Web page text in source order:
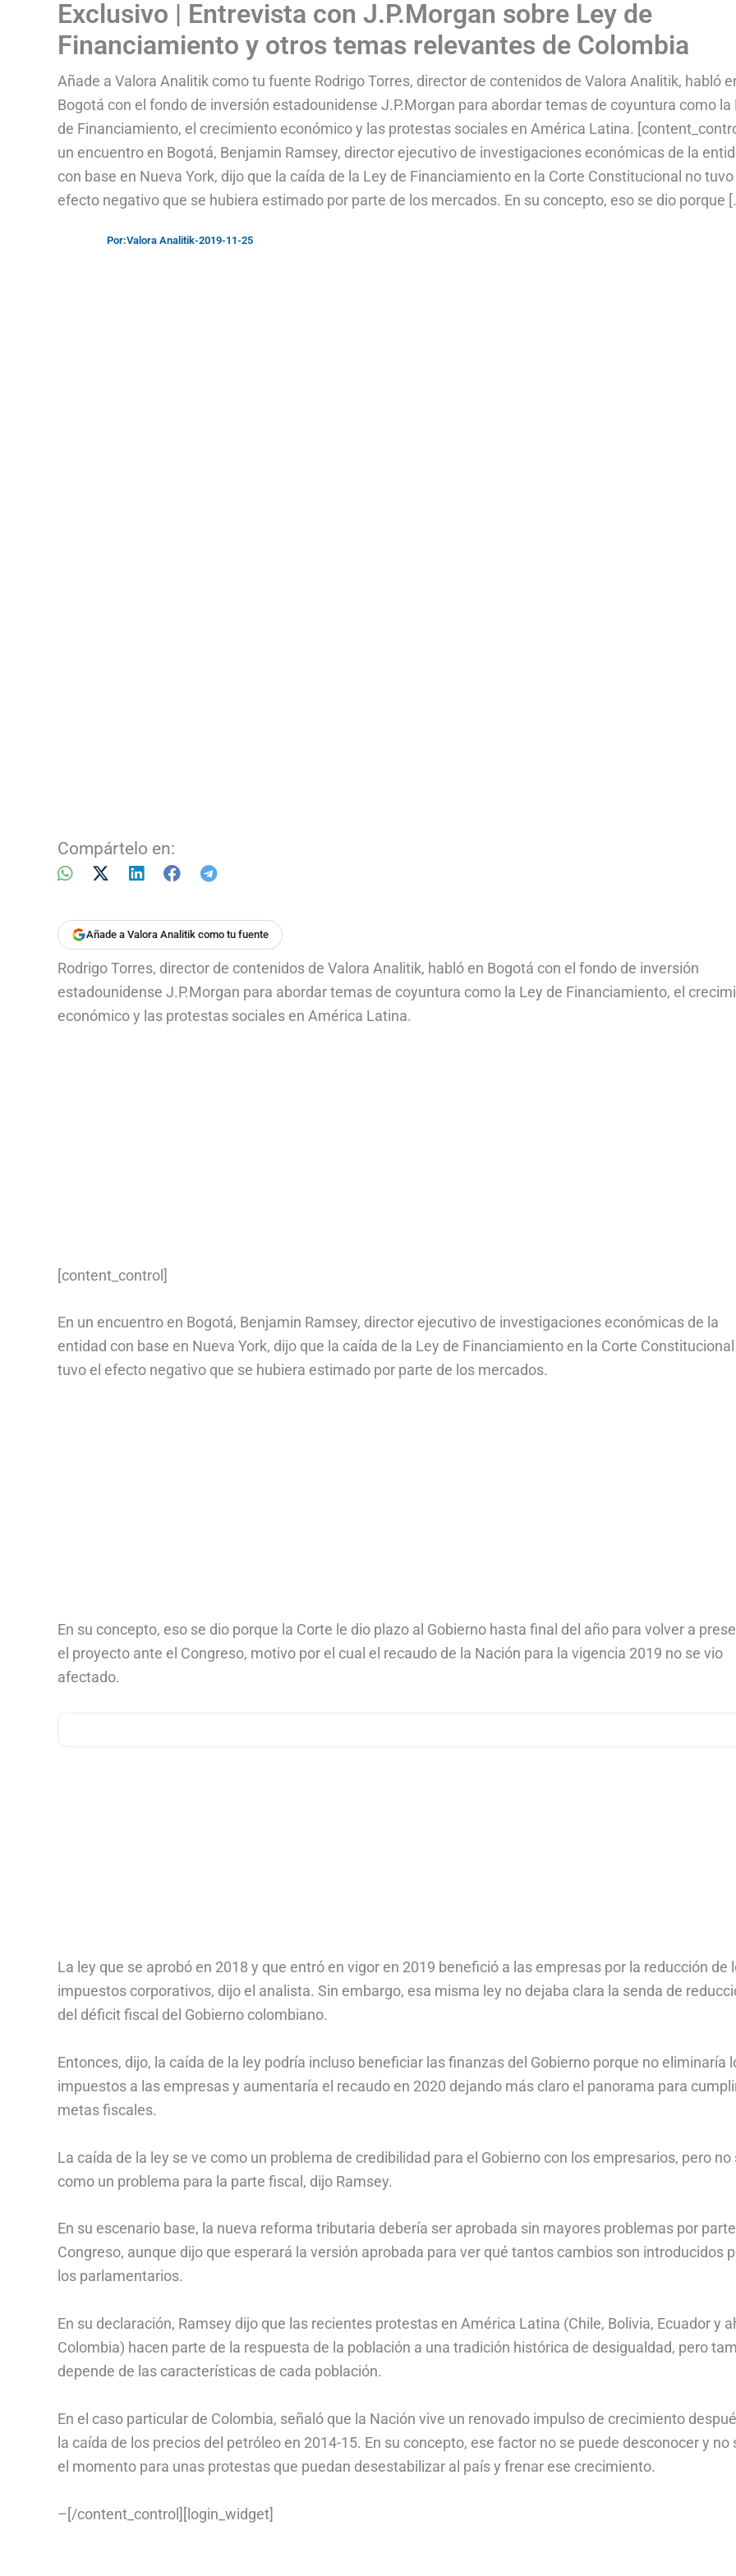
Exclusivo | Entrevista con J.P.Morgan sobre Ley de
Financiamiento y otros temas relevantes de Colombia
Añade a Valora Analitik como tu fuente Rodrigo Torres, director de contenidos de Valora Analitik, habló
Bogotá con el fondo de inversión estadounidense J.P.Morgan para abordar temas de coyuntura como la
de Financiamiento, el crecimiento económico y las protestas sociales en América Latina.
un encuentro en Bogotá, Benjamin Ramsey, director ejecutivo de investigaciones económicas de la
con base en Nueva York, dijo que la caída de la Ley de Financiamiento en la Corte Constitucional no
efecto negativo que se hubiera estimado por parte de los mercados. En su concepto, eso se dio porque
Por:Valora Analitik-2019-11-25
Compártelo en:
Añade a Valora Analitik como tu fuente
Rodrigo Torres, director de contenidos de Valora Analitik, habló en Bogotá con el fondo de inversión
estadounidense J.P.Morgan para abordar temas de coyuntura como la Ley de Financiamiento, el
económico y las protestas sociales en América Latina.
[content_control]
En un encuentro en Bogotá, Benjamin Ramsey, director ejecutivo de investigaciones económicas de la
entidad con base en Nueva York, dijo que la caída de la Ley de Financiamiento en la Corte
tuvo el efecto negativo que se hubiera estimado por parte de los mercados.
En su concepto, eso se dio porque la Corte le dio plazo al Gobierno hasta final del año para volver a
el proyecto ante el Congreso, motivo por el cual el recaudo de la Nación para la vigencia 2019 no se vio
afectado.
La ley que se aprobó en 2018 y que entró en vigor en 2019 benefició a las empresas por la reducción de
impuestos corporativos, dijo el analista. Sin embargo, esa misma ley no dejaba clara la senda de
del déficit fiscal del Gobierno colombiano.
Entonces, dijo, la caída de la ley podría incluso beneficiar las finanzas del Gobierno porque no eliminaría
impuestos a las empresas y aumentaría el recaudo en 2020 dejando más claro el panorama para
metas fiscales.
La caída de la ley se ve como un problema de credibilidad para el Gobierno con los empresarios, pero no
como un problema para la parte fiscal, dijo Ramsey.
En su escenario base, la nueva reforma tributaria debería ser aprobada sin mayores problemas por
Congreso, aunque dijo que esperará la versión aprobada para ver qué tantos cambios son introducidos
los parlamentarios.
En su declaración, Ramsey dijo que las recientes protestas en América Latina (Chile, Bolivia, Ecuador y
Colombia) hacen parte de la respuesta de la población a una tradición histórica de desigualdad, pero
depende de las características de cada población.
En el caso particular de Colombia, señaló que la Nación vive un renovado impulso de crecimiento
la caída de los precios del petróleo en 2014-15. En su concepto, ese factor no se puede desconocer y no
el momento para unas protestas que puedan desestabilizar al país y frenar ese crecimiento.
–[/content_control][login_widget]